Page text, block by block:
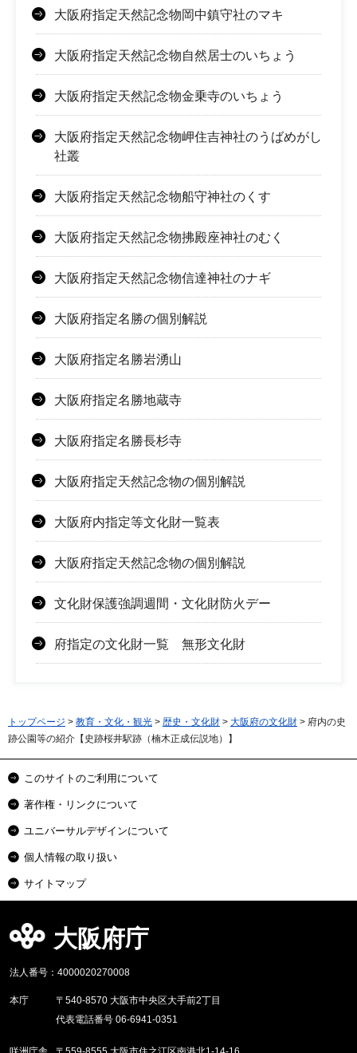
大阪府指定天然記念物岡中鎮守社のマキ
大阪府指定天然記念物自然居士のいちょう
大阪府指定天然記念物金乗寺のいちょう
大阪府指定天然記念物岬住吉神社のうばめがし
社叢
大阪府指定天然記念物船守神社のくす
大阪府指定天然記念物拂殿座神社のむく
大阪府指定天然記念物信達神社のナギ
大阪府指定名勝の個別解説
大阪府指定名勝岩湧山
大阪府指定名勝地蔵寺
大阪府指定名勝長杉寺
大阪府指定天然記念物の個別解説
大阪府内指定等文化財一覧表
大阪府指定天然記念物の個別解説
文化財保護強調週間・文化財防火デー
府指定の文化財一覧 無形文化財
トップページ > 教育・文化・観光 > 歴史・文化財 > 大阪府の文化財 > 府内の史
跡公園等の紹介【史跡桜井駅跡（楠木正成伝説地）】
このサイトのご利用について
著作権・リンクについて
ユニバーサルデザインについて
個人情報の取り扱い
サイトマップ
大阪府庁
法人番号：4000020270008
本庁
〒540-8570 大阪市中央区大手前2丁目
代表電話番号 06-6941-0351